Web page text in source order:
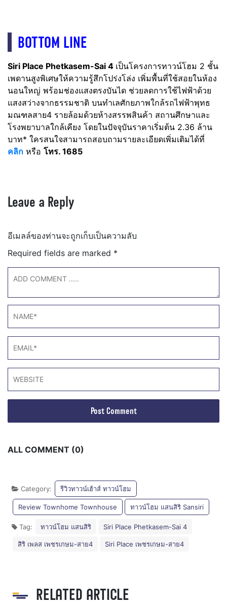
BOTTOM LINE
Siri Place Phetkasem-Sai 4 เป็นโครงการทาวน์โฮม 2 ชั้น
เพดานสูงพิเศษให้ความรู้สึกโปร่งโล่ง เพิ่มพื้นที่ใช้สอยในห้อง
นอนใหญ่ พร้อมช่องแสงตรงบันได ช่วยลดการใช้ไฟฟ้าด้วย
แสงสว่างจากธรรมชาติ บนทำเลศักยภาพใกล้รถไฟฟ้าพุทธ
มณฑลสาย4​ รายล้อมด้วยห้างสรรพสินค้า สถานศึกษาและ
โรงพยาบาลใกล้เคียง โดยในปัจจุบันราคาเริ่มต้น 2.36 ล้าน
บาท* ใครสนใจสามารถสอบถามรายละเอียดเพิ่มเติมได้ที่
คลิก หรือ โทร. 1685
Leave a Reply
อีเมลล์ของท่านจะถูกเก็บเป็นความลับ
Required fields are marked *
ALL COMMENT (0)
Category: รีวิวทาวน์เฮ้าส์ ทาวน์โฮม
Review Townhome Townhouse ทาวน์โฮม แสนสิริ Sansiri
Tag: ทาวน์โฮม แสนสิริ Siri Place Phetkasem-Sai 4
สิริ เพลส เพชรเกษม-สาย4 Siri Place เพชรเกษม-สาย4
RELATED ARTICLE